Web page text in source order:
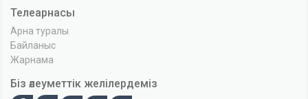
Телеарнасы
Арна туралы
Байланыс
Жарнама
Біз әлеуметтік желілердеміз